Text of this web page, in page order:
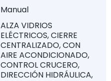
Manual
ALZA VIDRIOS
ELÉCTRICOS, CIERRE
CENTRALIZADO, CON
AIRE ACONDICIONADO,
CONTROL CRUCERO,
DIRECCIÓN HIDRÁULICA,